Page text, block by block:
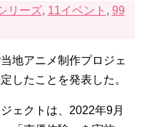
リーズ, 11イベント , 99
地アニメ制作プロジェ
したことを発表した。
ェクトは、2022年9月